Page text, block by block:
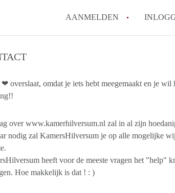
AANMELDEN
overslaat, omdat je iets hebt meegemaakt en je
over www.kamerhilversum.nl zal in al zijn
nodig zal KamersHilversum je op alle mogelijke
heeft voor de meeste vragen het "help"
Hoe makkelijk is dat ! : )